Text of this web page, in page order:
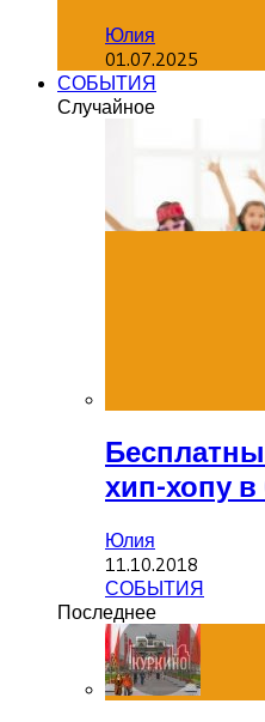
Юлия
01.07.2025
СОБЫТИЯ
Случайное
хип-хопу
Юлия
11.10.2018
СОБЫТИЯ
Последнее